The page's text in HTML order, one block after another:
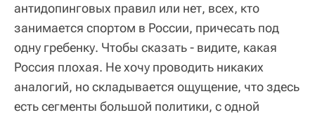
антидопинговых правил или нет, всех, кто
занимается спортом в России, причесать под
одну гребенку. Чтобы сказать - видите, какая
Россия плохая. Не хочу проводить никаких
аналогий, но складывается ощущение, что здесь
есть сегменты большой политики, с одной